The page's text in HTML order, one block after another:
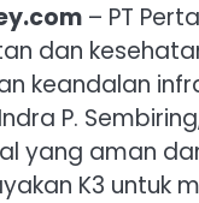
– PT
dan
keandalan
P.
yang aman
K3 untuk